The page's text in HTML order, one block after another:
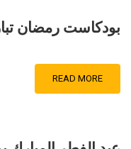
بودكاست رمضان
READ MORE